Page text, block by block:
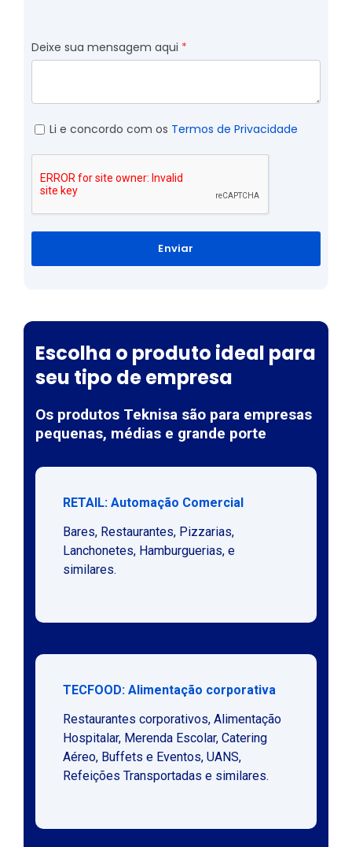
Deixe sua mensagem aqui
Li e concordo com os Termos de Privacidade
Enviar
Escolha o produto ideal para
seu tipo de empresa
Os produtos Teknisa são para empresas
pequenas, médias e grande porte
RETAIL: Automação Comercial
Bares, Restaurantes, Pizzarias,
Lanchonetes, Hamburguerias, e
similares.
TECFOOD: Alimentação corporativa
Restaurantes corporativos, Alimentação
Hospitalar, Merenda Escolar, Catering
Aéreo, Buffets e Eventos, UANS,
Refeições Transportadas e similares.